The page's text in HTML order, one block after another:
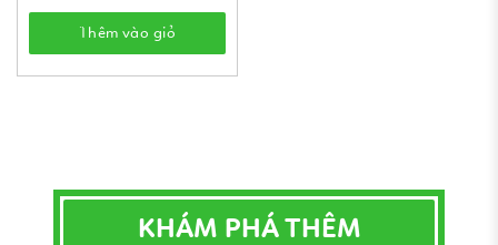
Thêm vào giỏ
KHÁM PHÁ THÊM